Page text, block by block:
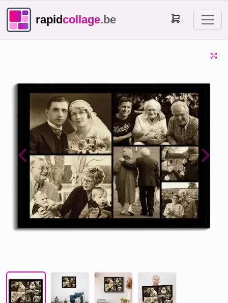
rapidcollage.be
Previous Next